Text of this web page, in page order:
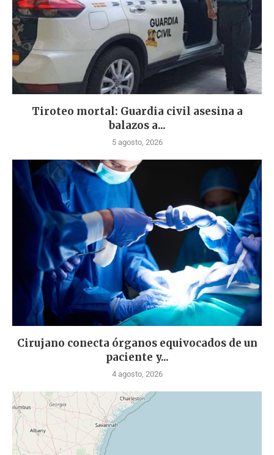
Tiroteo mortal: Guardia civil asesina a
balazos a...
5 agosto, 2026
Cirujano conecta órganos equivocados de un
paciente y...
4 agosto, 2026